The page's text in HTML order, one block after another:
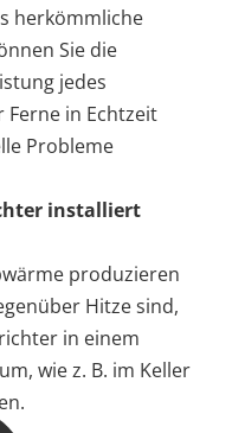
herkömmliche
Sie die
jedes
Ferne in Echtzeit
Probleme
installiert
produzieren
Hitze sind,
in einem
wie z. B. im Keller